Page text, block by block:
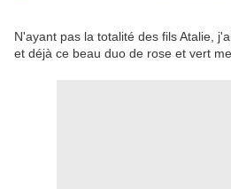
N'ayant pas la totalité des fils Atalie,
et déjà ce beau duo de rose et vert